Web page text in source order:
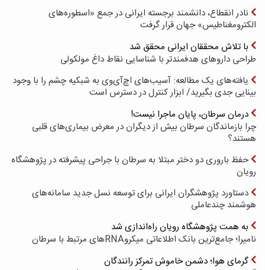
نادر انقطاع، دانشمند برجسته ایرانی در جمع «اسطوره‌های
الکترومغناطیس» جهان قرار گرفت
با تلاش محققان ایرانی محقق شد
طراحی داروهای هدفمندتر با شناسایی نقاط داغ مولکولی
یافته‌های یک مطالعه: آسیب‌های اچ‌آی‌وی به شبکیه چشم را با وجود
بینایی جدی بگیرید/ ابزار کنترل در دسترس است
درمان سرطان، پایان ماجرا نیست!
چرا بازماندگان سرطان بیش از دیگران در معرض بیماری‌های قلبی
هستند؟
حفظ باروری دو دختر مبتلا به سرطان با جراحی پیشرفته در پژوهشگاه
رویان
دستاورد پژوهشگران ایرانی برای توسعه نسل جدید سامانه‌های
هوشمند چندعاملی
به همت پژوهشگاه رویان راه‌اندازی شد
نامیرا؛ جامع‌ترین بانک اطلاعاتی میکروRNAهای مرتبط با سرطان
گرمای هوا؛ دشمن خاموش تمرکز رانندگان